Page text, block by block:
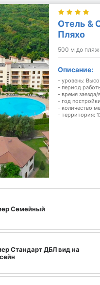
Отель &
Пляхо
500 м до
Описание:
- уровень:
- период
- время
- год
- количество
- территория:
Семейный
Стандарт ДБЛ вид на